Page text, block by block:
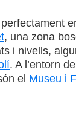
, una zona
i nivells,
. A l’entorn
el Museu i